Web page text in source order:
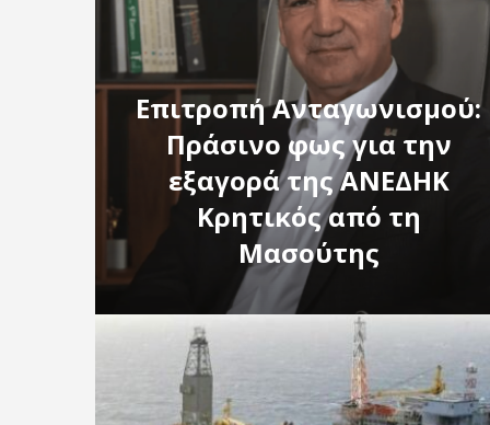
Επιτροπή Ανταγωνισμού:
Πράσινο φως για την
εξαγορά της ΑΝΕΔΗΚ
Κρητικός από τη
Μασούτης